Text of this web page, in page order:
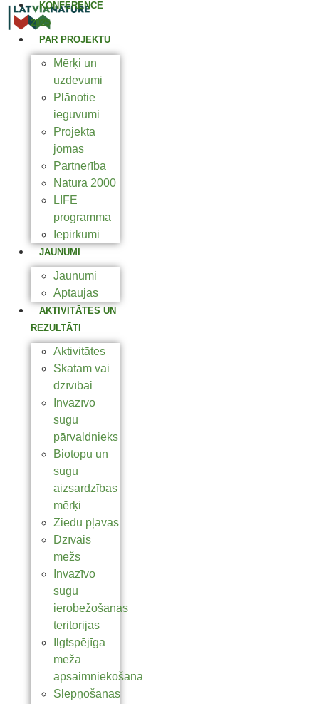
KONFERENCE
2025
PAR PROJEKTU
Mērķi un
uzdevumi
Plānotie
ieguvumi
Projekta
jomas
Partnerība
Natura 2000
LIFE
programma
Iepirkumi
JAUNUMI
Jaunumi
Aptaujas
AKTIVITĀTES UN
REZULTĀTI
Aktivitātes
Skatam vai
dzīvībai
Invazīvo
sugu
pārvaldnieks
Biotopu un
sugu
aizsardzības
mērķi
Ziedu pļavas
Dzīvais
mežs
Invazīvo
sugu
ierobežošanas
teritorijas
Ilgtspējīga
meža
apsaimniekošana
Slēpņošanas